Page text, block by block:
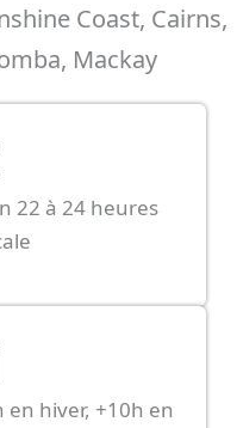
Coast, Cairns,
Mackay
22 à 24 heures
en hiver, +10h en